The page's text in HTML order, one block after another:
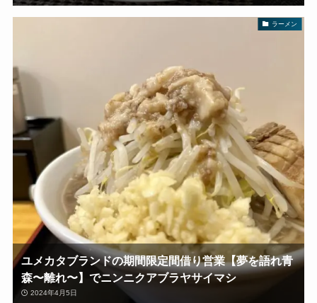
ラーメン
ユメカタブランドの期間限定間借り営業【夢を語れ青
森〜離れ〜】でニンニクアブラヤサイマシ
2024年4月5日